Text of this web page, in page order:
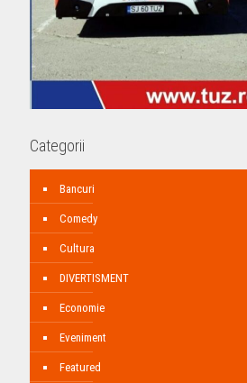
Categorii
Bancuri
Comedy
Cultura
DIVERTISMENT
Economie
Eveniment
Featured